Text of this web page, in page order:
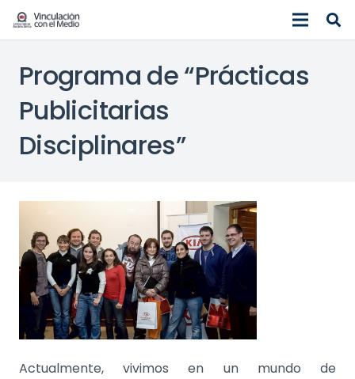
Programa de “Prácticas
Publicitarias
Disciplinares”
Actualmente, vivimos en un mundo de